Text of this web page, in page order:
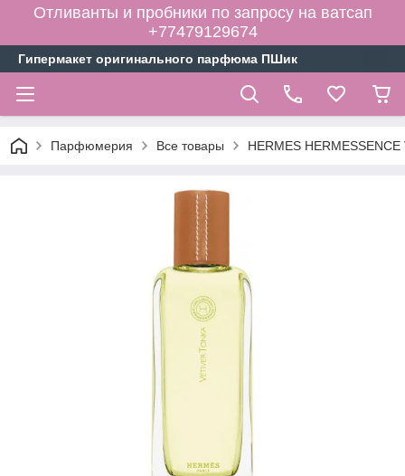
Отливанты и пробники по запросу на ватсап
+77479129674
Гипермакет оригинального парфюма ПШик
Парфюмерия Все товары HERMES